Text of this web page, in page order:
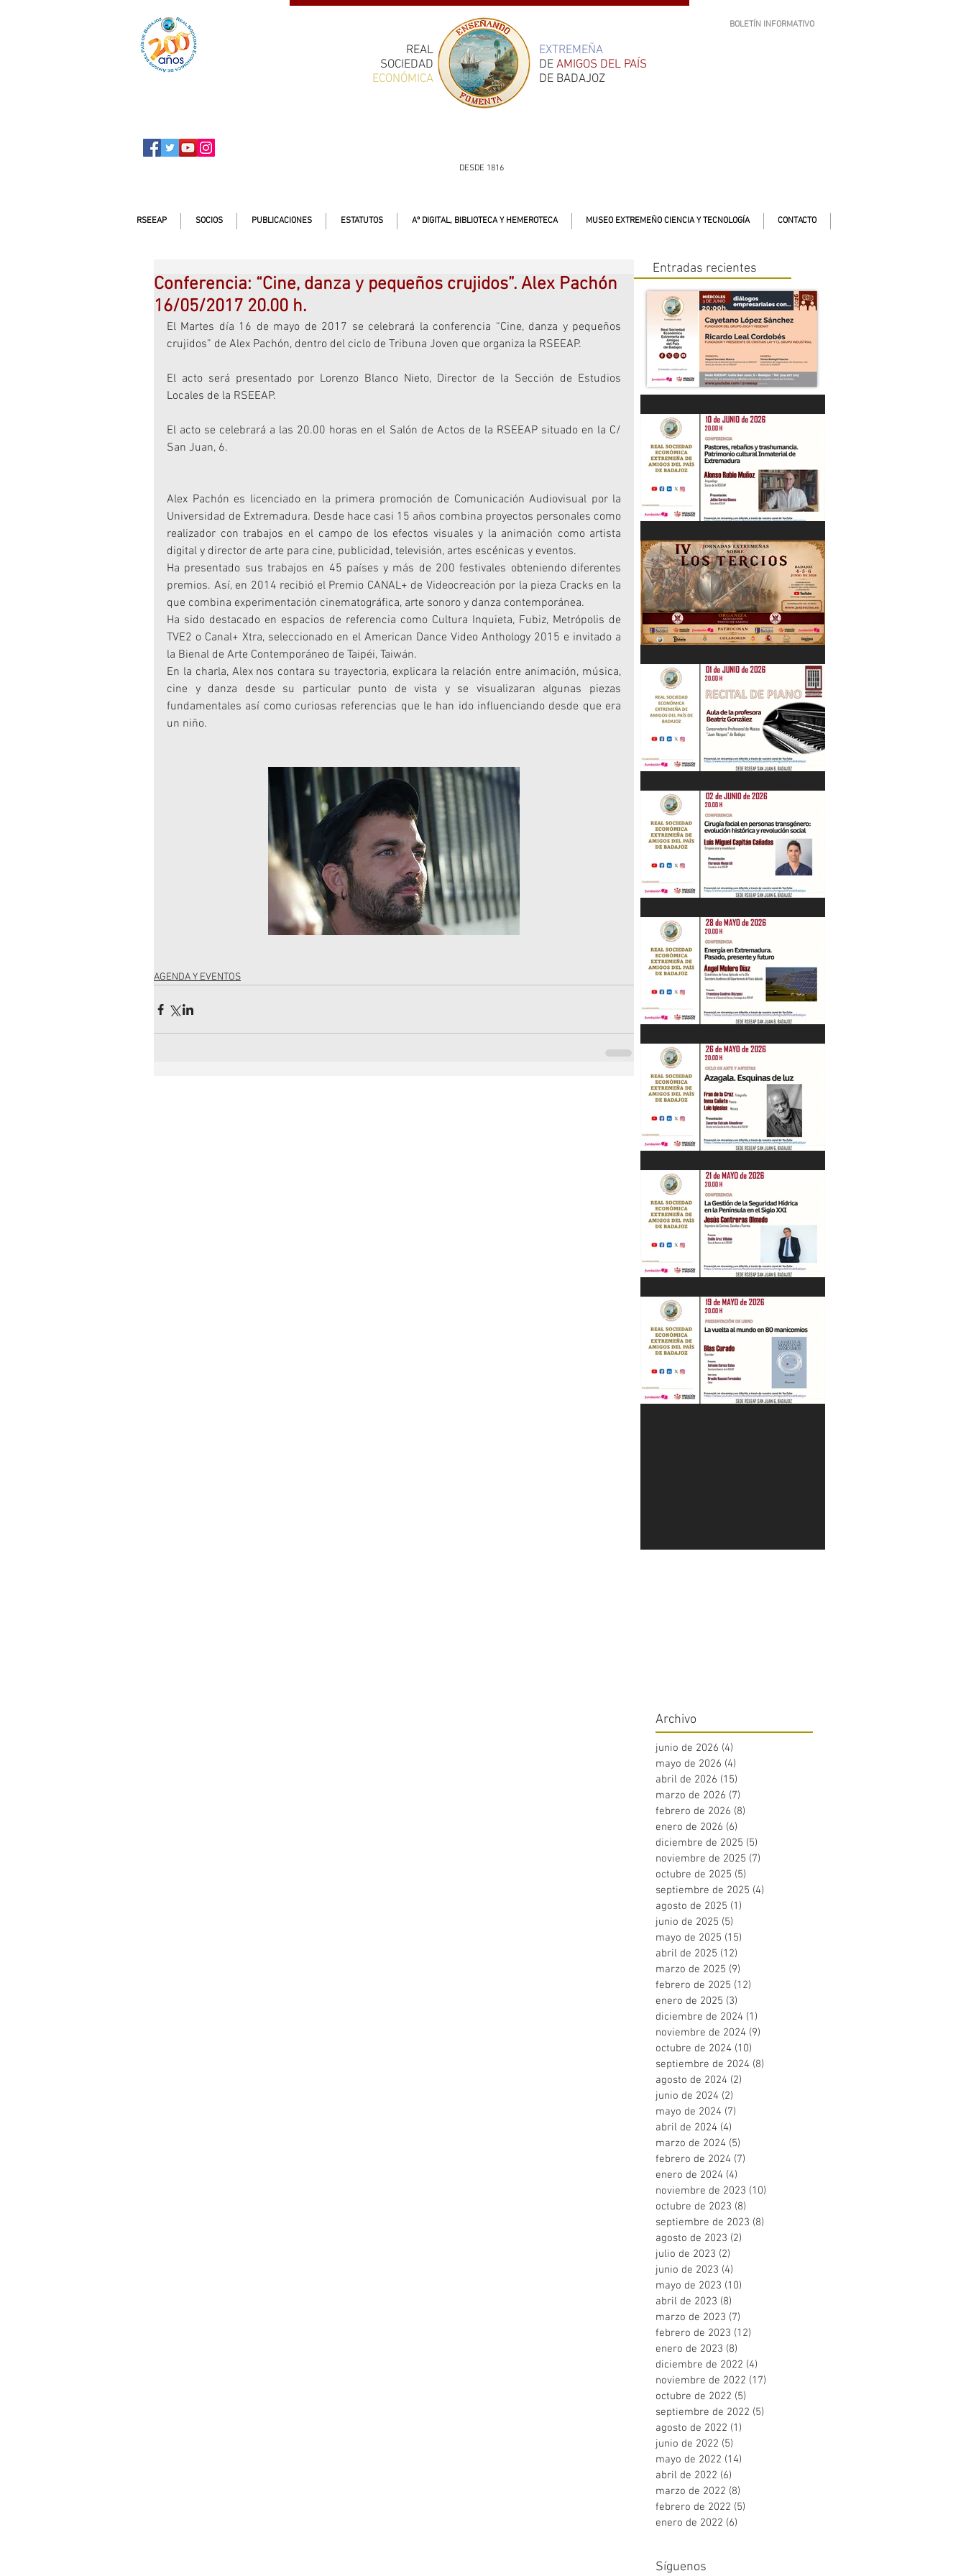
EXTREMEÑA
DE AMIGOS DEL PAÍS
DE BADAJOZ
REAL
SOCIEDAD
ECONÓMICA
BOLETÍN INFORMATIVO
DESDE 1816
RSEEAP SOCIOS PUBLICACIONES ESTATUTOS Aº DIGITAL, BIBLIOTECA Y HEMEROTECA MUSEO EXTREMEÑO CIENCIA Y TECNOLOGÍA CONTACTO
Conferencia: “Cine, danza y pequeños crujidos”. Alex Pachón
16/05/2017 20.00 h.
El Martes día 16 de mayo de 2017 se celebrará la conferencia “Cine, danza y pequeños
crujidos” de Alex Pachón, dentro del ciclo de Tribuna Joven que organiza la RSEEAP.
El acto será presentado por Lorenzo Blanco Nieto, Director de la Sección de Estudios
Locales de la RSEEAP.
El acto se celebrará a las 20.00 horas en el Salón de Actos de la RSEEAP situado en la C/
San Juan, 6.
Alex Pachón es licenciado en la primera promoción de Comunicación Audiovisual por la
Universidad de Extremadura. Desde hace casi 15 años combina proyectos personales como
realizador con trabajos en el campo de los efectos visuales y la animación como artista
digital y director de arte para cine, publicidad, televisión, artes escénicas y eventos.
Ha presentado sus trabajos en 45 países y más de 200 festivales obteniendo diferentes
premios. Así, en 2014 recibió el Premio CANAL+ de Videocreación por la pieza Cracks en la
que combina experimentación cinematográfica, arte sonoro y danza contemporánea.
Ha sido destacado en espacios de referencia como Cultura Inquieta, Fubiz, Metrópolis de
TVE2 o Canal+ Xtra, seleccionado en el American Dance Video Anthology 2015 e invitado a
la Bienal de Arte Contemporáneo de Taipéi, Taiwán.
En la charla, Alex nos contara su trayectoria, explicara la relación entre animación, música,
cine y danza desde su particular punto de vista y se visualizaran algunas piezas
fundamentales así como curiosas referencias que le han ido influenciando desde que era
un niño.
AGENDA Y EVENTOS
Entradas recientes
“DIÁLOGOS EMPRESARIALES CON...”
Cayetano López Sánchez y Ricardo
Leal Cordobés 03/06/26
"Pastores, rebaños y trashumancia.
Patrimonio cultural Inmaterial de
Extremadura" Alonso Rubio Muñoz.
10/06/26
IV Jornadas Extremeñas sobre Los
Recital de Piano. Aula de la profesora
Beatriz González. 01/06/26
"Cirugía facial en personas
transgénero: evolución histórica y..."
Luis M. Capitán. 02/06/26
“Energía en Extremadura. Pasado,
presente y futuro” Ángel Mulero Díaz.
28/05/26
"Azagala. Esquinas de luz" Ciclo de Arte
y Artistas. 26/05/26
"La Gestión de la Seguridad Hídrica en
la Península en el Siglo XXI" Jesús
Contreras Olmedo 21/05/26
Archivo
junio de 2026 (4)
mayo de 2026 (4)
abril de 2026 (15)
marzo de 2026 (7)
febrero de 2026 (8)
enero de 2026 (6)
diciembre de 2025 (5)
noviembre de 2025 (7)
octubre de 2025 (5)
septiembre de 2025 (4)
agosto de 2025 (1)
junio de 2025 (5)
mayo de 2025 (15)
abril de 2025 (12)
marzo de 2025 (9)
febrero de 2025 (12)
enero de 2025 (3)
diciembre de 2024 (1)
noviembre de 2024 (9)
octubre de 2024 (10)
septiembre de 2024 (8)
agosto de 2024 (2)
junio de 2024 (2)
mayo de 2024 (7)
abril de 2024 (4)
marzo de 2024 (5)
febrero de 2024 (7)
enero de 2024 (4)
noviembre de 2023 (10)
octubre de 2023 (8)
septiembre de 2023 (8)
agosto de 2023 (2)
julio de 2023 (2)
junio de 2023 (4)
mayo de 2023 (10)
abril de 2023 (8)
marzo de 2023 (7)
febrero de 2023 (12)
enero de 2023 (8)
diciembre de 2022 (4)
noviembre de 2022 (17)
octubre de 2022 (5)
septiembre de 2022 (5)
agosto de 2022 (1)
junio de 2022 (5)
mayo de 2022 (14)
abril de 2022 (6)
marzo de 2022 (8)
febrero de 2022 (5)
enero de 2022 (6)
Síguenos